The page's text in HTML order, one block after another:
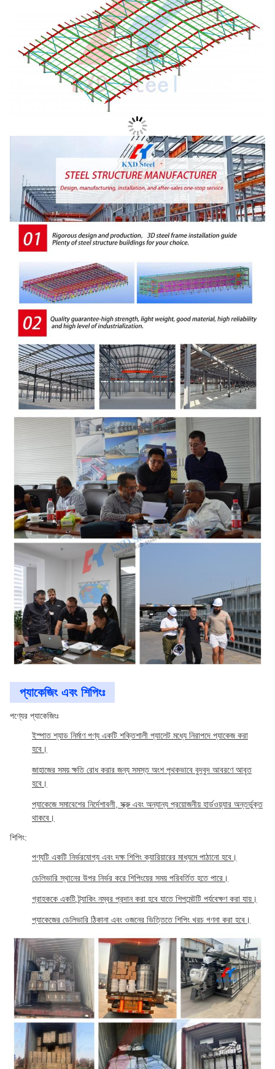
প্যাকেজিং এবং শিপিংঃ
পণ্যের প্যাকেজিংঃ
ইস্পাত শ্যাড নির্মাণ পণ্য একটি শক্তিশালী প্যালেট মধ্যে নিরাপদে প্যাকেজ করা
হবে।
জাহাজের সময় ক্ষতি রোধ করার জন্য সমস্ত অংশ পৃথকভাবে বুদবুদ আবরণে আবৃত
হবে।
প্যাকেজে সমাবেশের নির্দেশাবলী, স্ক্রু এবং অন্যান্য প্রয়োজনীয় হার্ডওয়্যার অন্তর্ভুক্ত
থাকবে।
শিপিং:
পণ্যটি একটি নির্ভরযোগ্য এবং দক্ষ শিপিং ক্যারিয়ারের মাধ্যমে পাঠানো হবে।
ডেলিভারি স্থানের উপর নির্ভর করে শিপিংয়ের সময় পরিবর্তিত হতে পারে।
গ্রাহককে একটি ট্র্যাকিং নম্বর প্রদান করা হবে যাতে শিপমেন্টটি পর্যবেক্ষণ করা যায়।
প্যাকেজের ডেলিভারি ঠিকানা এবং ওজনের ভিত্তিতে শিপিং খরচ গণনা করা হবে।